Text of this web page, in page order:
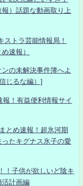
）話題な動画取り上
ストラ芸能情報局！
速報）
の未解決事件簿へよ
じるな編）]
！有益便利情報サイ
とめ速報！超氷河期
たキグナス氷子の愛
！子供が欲しいど陰キ
活計画編